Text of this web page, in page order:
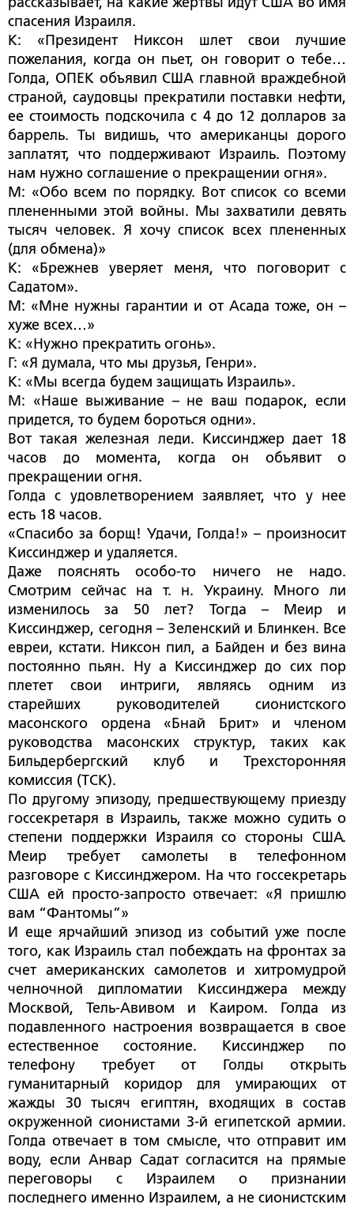
спасения Израиля.
К: «Президент Никсон шлет свои лучшие
пожелания, когда он пьет, он говорит о тебе…
Голда, ОПЕК объявил США главной враждебной
страной, саудовцы прекратили поставки нефти,
ее стоимость подскочила с 4 до 12 долларов за
баррель. Ты видишь, что американцы дорого
заплатят, что поддерживают Израиль. Поэтому
нам нужно соглашение о прекращении огня».
М: «Обо всем по порядку. Вот список со всеми
плененными этой войны. Мы захватили девять
тысяч человек. Я хочу список всех плененных
(для обмена)»
К: «Брежнев уверяет меня, что поговорит с
Садатом».
М: «Мне нужны гарантии и от Асада тоже, он –
хуже всех…»
К: «Нужно прекратить огонь».
Г: «Я думала, что мы друзья, Генри».
К: «Мы всегда будем защищать Израиль».
М: «Наше выживание – не ваш подарок, если
придется, то будем бороться одни».
Вот такая железная леди. Киссинджер дает 18
часов до момента, когда он объявит о
прекращении огня.
Голда с удовлетворением заявляет, что у нее
есть 18 часов.
«Спасибо за борщ! Удачи, Голда!» – произносит
Киссинджер и удаляется.
Даже пояснять особо-то ничего не надо.
Смотрим сейчас на т. н. Украину. Много ли
изменилось за 50 лет? Тогда – Меир и
Киссинджер, сегодня – Зеленский и Блинкен. Все
евреи, кстати. Никсон пил, а Байден и без вина
постоянно пьян. Ну а Киссинджер до сих пор
плетет свои интриги, являясь одним из
старейших руководителей сионистского
масонского ордена «Бнай Брит» и членом
руководства масонских структур, таких как
Бильдербергский клуб и Трехсторонняя
комиссия (ТСК).
По другому эпизоду, предшествующему приезду
госсекретаря в Израиль, также можно судить о
степени поддержки Израиля со стороны США.
Меир требует самолеты в телефонном
разговоре с Киссинджером. На что госсекретарь
США ей просто-запросто отвечает: «Я пришлю
вам “Фантомы”»
И еще ярчайший эпизод из событий уже после
того, как Израиль стал побеждать на фронтах за
счет американских самолетов и хитромудрой
челночной дипломатии Киссинджера между
Москвой, Тель-Авивом и Каиром. Голда из
подавленного настроения возвращается в свое
естественное состояние. Киссинджер по
телефону требует от Голды открыть
гуманитарный коридор для умирающих от
жажды 30 тысяч египтян, входящих в состав
окруженной сионистами 3-й египетской армии.
Голда отвечает в том смысле, что отправит им
воду, если Анвар Садат согласится на прямые
переговоры с Израилем о признании
последнего именно Израилем, а не сионистским